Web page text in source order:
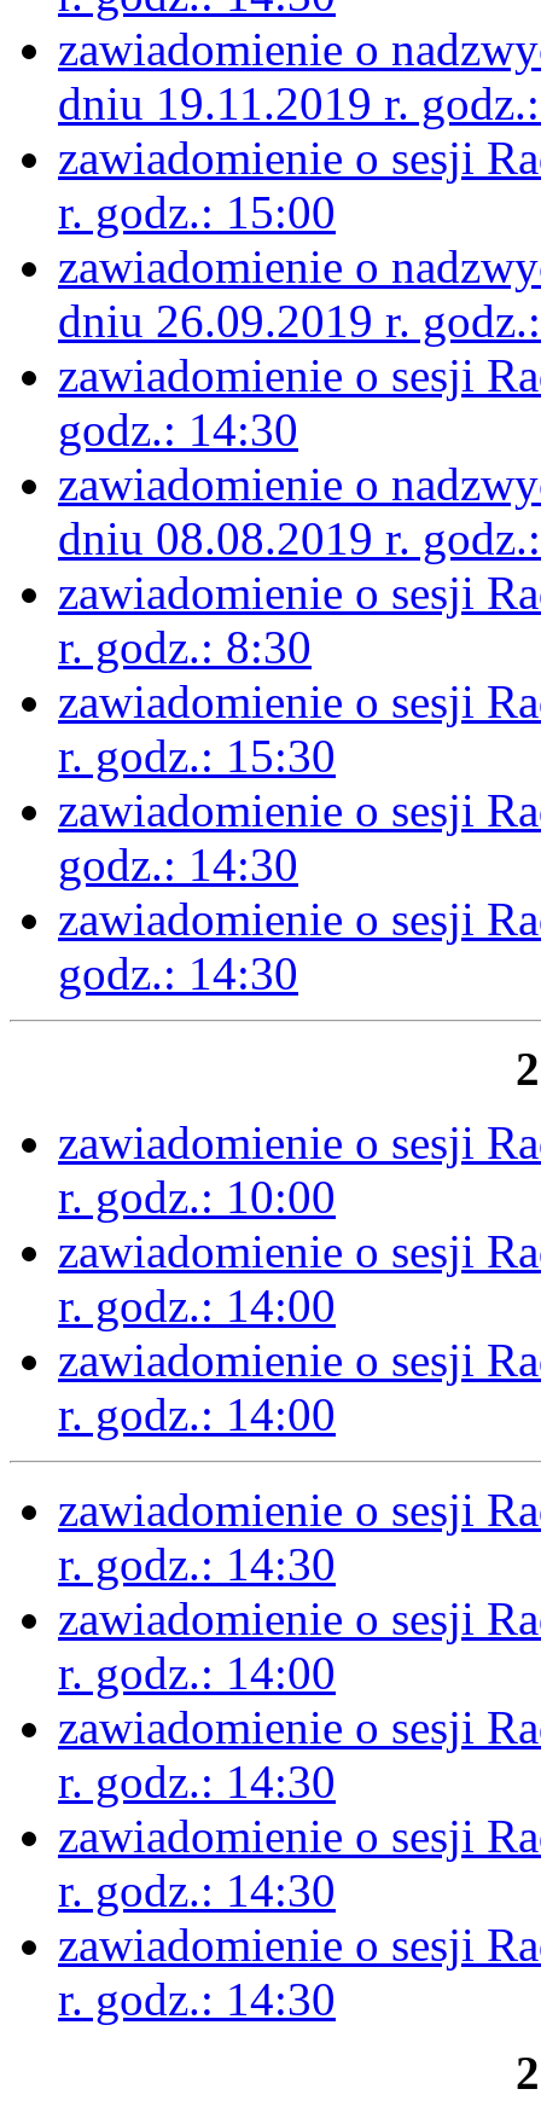
zawiadomienie o
dniu 19.11.2019 r.
zawiadomienie o sesji
r. godz.: 15:00
zawiadomienie o
dniu 26.09.2019 r.
zawiadomienie o sesji
godz.: 14:30
zawiadomienie o
dniu 08.08.2019 r.
zawiadomienie o sesji
r. godz.: 8:30
zawiadomienie o sesji
r. godz.: 15:30
zawiadomienie o sesji
godz.: 14:30
zawiadomienie o sesji
godz.: 14:30
zawiadomienie o sesji
r. godz.: 10:00
zawiadomienie o sesji
r. godz.: 14:00
zawiadomienie o sesji
r. godz.: 14:00
zawiadomienie o sesji
r. godz.: 14:30
zawiadomienie o sesji
r. godz.: 14:00
zawiadomienie o sesji
r. godz.: 14:30
zawiadomienie o sesji
r. godz.: 14:30
zawiadomienie o sesji
r. godz.: 14:30